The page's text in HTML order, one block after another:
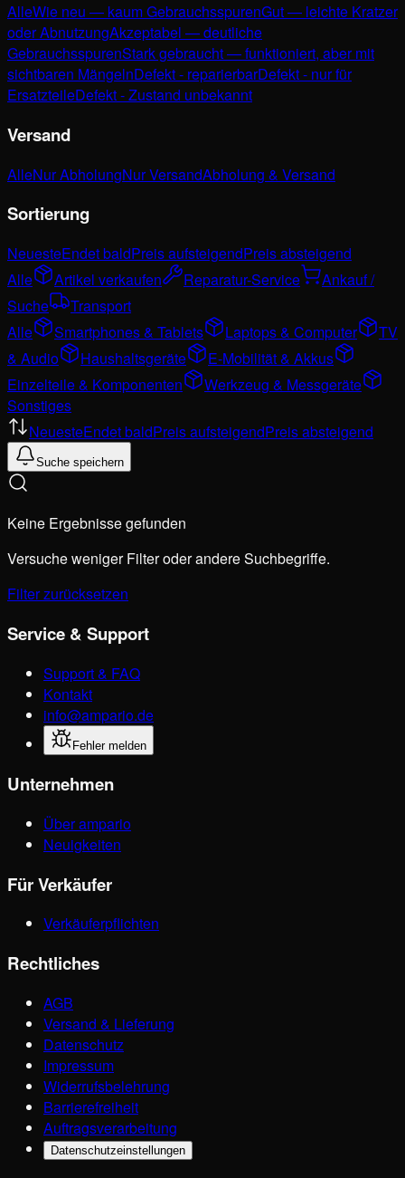
AlleWie neu — kaum GebrauchsspurenGut — leichte Kratzer
oder AbnutzungAkzeptabel — deutliche
GebrauchsspurenStark gebraucht — funktioniert, aber mit
sichtbaren MängelnDefekt - reparierbarDefekt - nur für
ErsatzteileDefekt - Zustand unbekannt
Versand
AlleNur AbholungNur VersandAbholung & Versand
Sortierung
NeuesteEndet baldPreis aufsteigendPreis absteigend
Alle
Artikel verkaufen Reparatur-Service
Ankauf /
Suche
Transport
Alle
Smartphones & Tablets Laptops & Computer
TV
& Audio
Haushaltsgeräte
E-Mobilität & Akkus
Einzelteile & Komponenten
Werkzeug & Messgeräte
Sonstiges
NeuesteEndet baldPreis aufsteigendPreis absteigend
Suche speichern
Keine Ergebnisse gefunden
Versuche weniger Filter oder andere Suchbegriffe.
Filter zurücksetzen
Service & Support
Support & FAQ
Kontakt
info@ampario.de
Fehler melden
Unternehmen
Über ampario
Neuigkeiten
Für Verkäufer
Verkäuferpflichten
Rechtliches
AGB
Versand & Lieferung
Datenschutz
Impressum
Widerrufsbelehrung
Barrierefreiheit
Auftragsverarbeitung
Datenschutzeinstellungen